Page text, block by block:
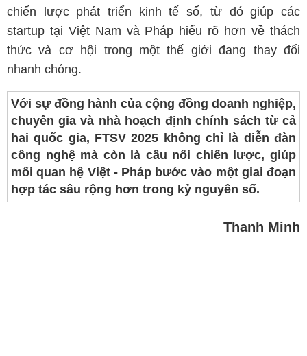
chiến lược phát triển kinh tế số, từ đó giúp các
startup tại Việt Nam và Pháp hiểu rõ hơn về thách
thức và cơ hội trong một thế giới đang thay đổi
nhanh chóng.
Với sự đồng hành của cộng đồng doanh nghiệp,
chuyên gia và nhà hoạch định chính sách từ cả
hai quốc gia, FTSV 2025 không chỉ là diễn đàn
công nghệ mà còn là cầu nối chiến lược, giúp
mối quan hệ Việt - Pháp bước vào một giai đoạn
hợp tác sâu rộng hơn trong kỷ nguyên số.
Thanh Minh